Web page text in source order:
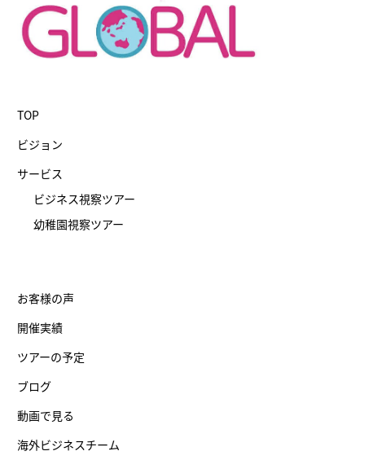
TOP
ビジョン
サービス
ビジネス視察ツアー
幼稚園視察ツアー
お客様の声
開催実績
ツアーの予定
ブログ
動画で見る
海外ビジネスチーム